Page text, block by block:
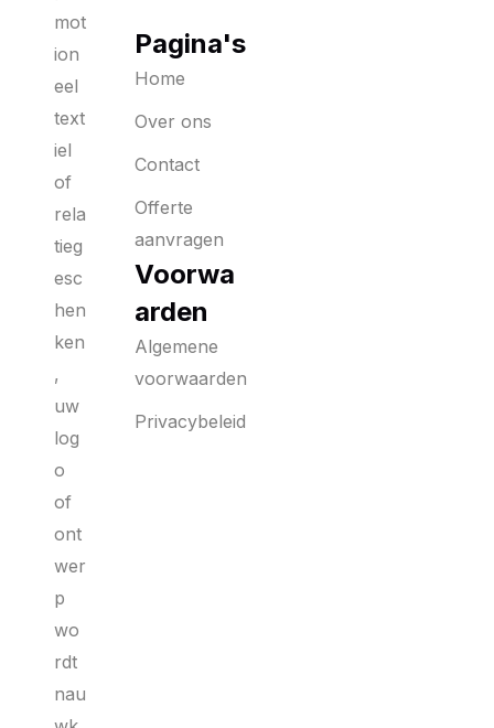
mot
ion
eel
text
iel
of
rela
tieg
esc
hen
ken
,
uw
log
o
of
ont
wer
p
wo
rdt
nau
Pagina's
Home
Over ons
Contact
Offerte
aanvragen
Voorwa
arden
Algemene
voorwaarden
Privacybeleid